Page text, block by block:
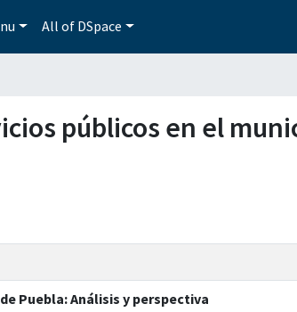
All of DSpace
públicos en el
Puebla: Análisis y perspectiva